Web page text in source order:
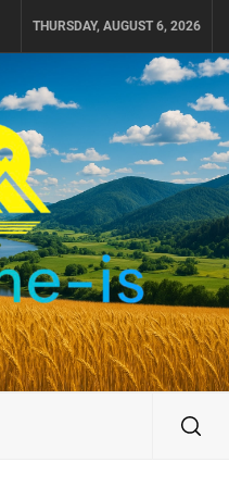
THURSDAY, AUGUST 6, 2026